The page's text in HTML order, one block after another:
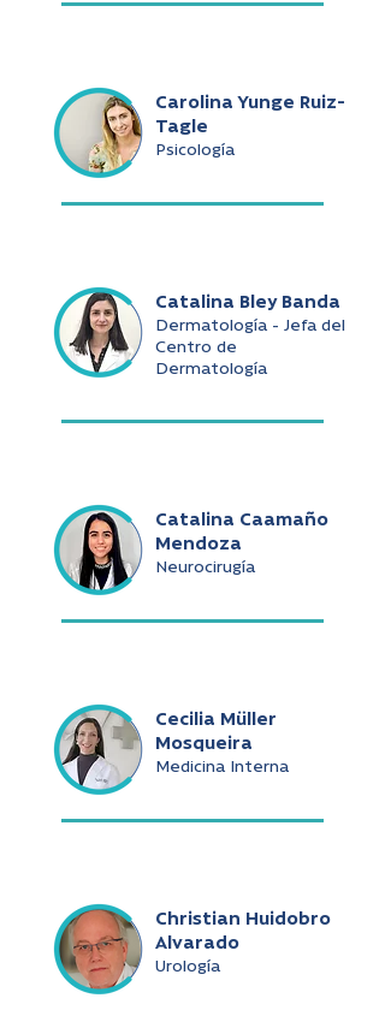
Carolina Yunge Ruiz-
Tagle
Psicología
Catalina Bley Banda
Dermatología - Jefa del
Centro de
Dermatología
Catalina Caamaño
Mendoza
Neurocirugía
Cecilia Müller
Mosqueira
Medicina Interna
Christian Huidobro
Alvarado
Urología